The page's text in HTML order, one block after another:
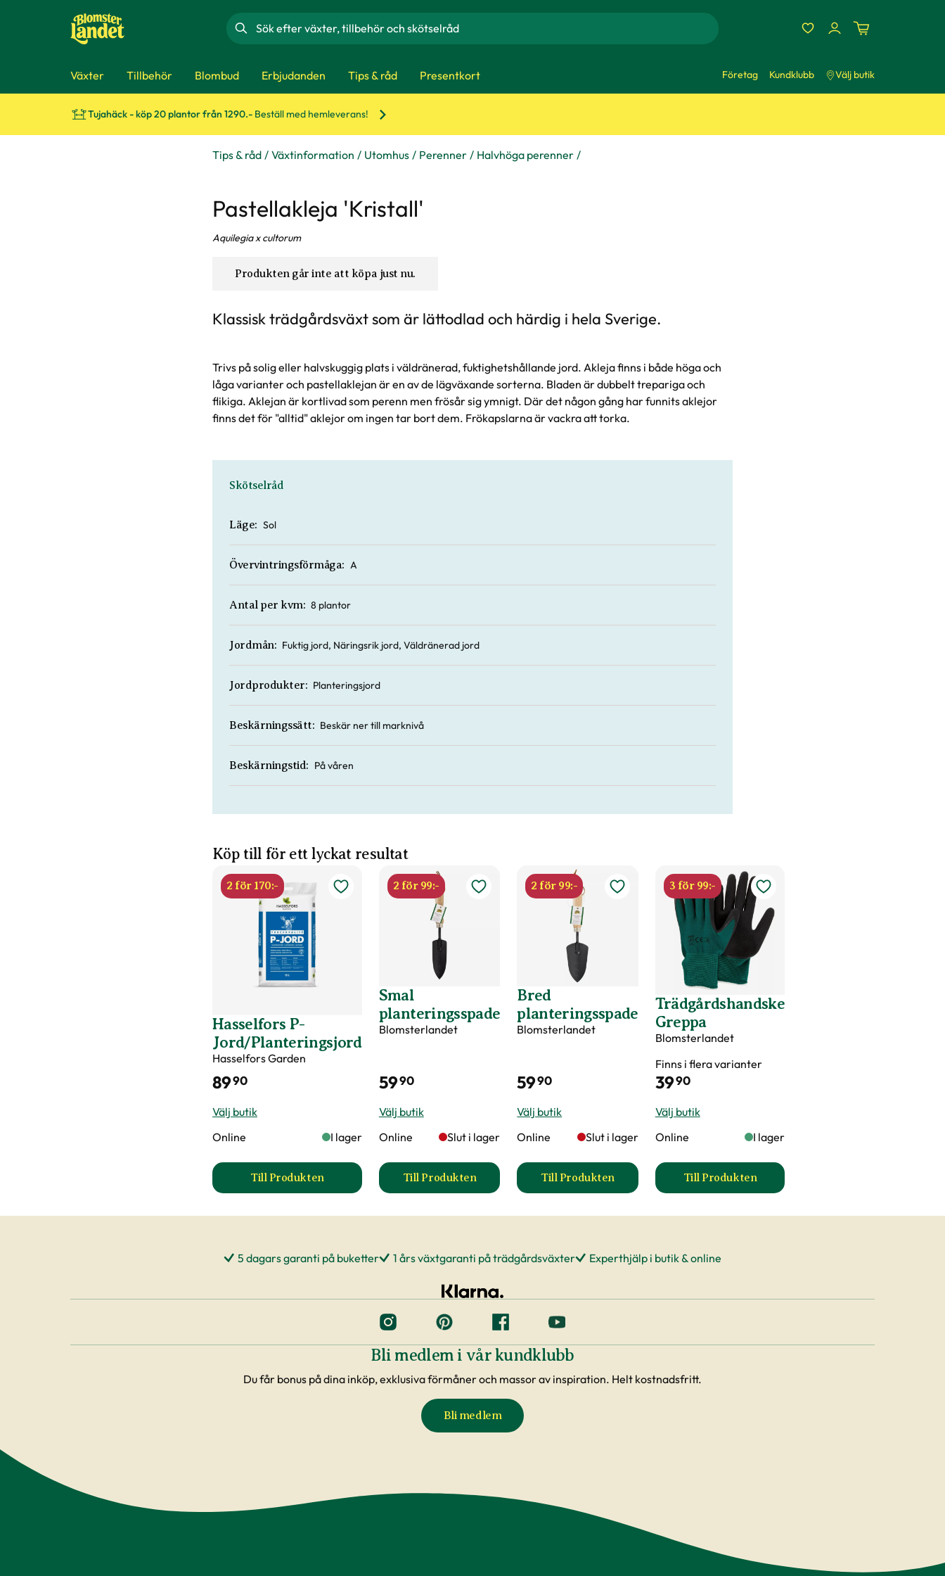
Sök
Växter Tillbehör Blombud Erbjudanden Tips & råd Presentkort Företag Kundklubb Välj butik
Tujahäck - köp 20 plantor från 1290.- Beställ med hemleverans!
Tips & råd Växtinformation Utomhus Perenner Halvhöga perenner
Pastellakleja 'Kristall'
Aquilegia x cultorum
Produkten går inte att köpa just nu.
Klassisk trädgårdsväxt som är lättodlad och härdig i hela Sverige.
Trivs på solig eller halvskuggig plats i väldränerad, fuktighetshållande jord. Akleja finns i både höga och
låga varianter och pastellaklejan är en av de lägväxande sorterna. Bladen är dubbelt trepariga och
flikiga. Aklejan är kortlivad som perenn men frösår sig ymnigt. Där det någon gång har funnits aklejor
finns det för "alltid" aklejor om ingen tar bort dem. Frökapslarna är vackra att torka.
Skötselråd
Läge: Sol
Övervintringsförmåga: A
Antal per kvm: 8 plantor
Jordmån: Fuktig jord, Näringsrik jord, Väldränerad jord
Jordprodukter: Planteringsjord
Beskärningssätt: Beskär ner till marknivå
Beskärningstid: På våren
Köp till för ett lyckat resultat
2 för 170:-
Hasselfors P-
Jord/Planteringsjord
Hasselfors Garden
8990
Välj butik
Online
I lager
Till Produkten
till Hasselfors P-Jord/Planteringsjord produktsida
2 för 99:-
Smal
planteringsspade
Blomsterlandet
5990
Välj butik
Online
Slut i lager
Till Produkten
till Smal planteringsspade produktsida
2 för 99:-
Bred
planteringsspade
Blomsterlandet
5990
Välj butik
Online
Slut i lager
Till Produkten
till Bred planteringsspade produktsida
3 för 99:-
Trädgårdshandske
Greppa
Blomsterlandet
Finns i flera varianter
3990
Välj butik
Online
I lager
Till Produkten
till Trädgårdshandske Greppa produktsida
5 dagars garanti på buketter 1 års växtgaranti på trädgårdsväxter Experthjälp i butik & online
Bli medlem i vår kundklubb
Du får bonus på dina inköp, exklusiva förmåner och massor av inspiration. Helt kostnadsfritt.
Bli medlem